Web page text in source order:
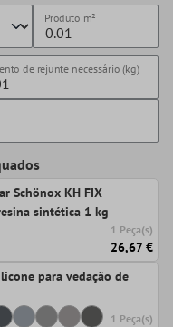
Produto m²
de rejunte necessário (kg)
Schönox KH FIX
sintética 1 kg
1 Peça(s)
26,67 €
para vedação de
1 Peça(s)